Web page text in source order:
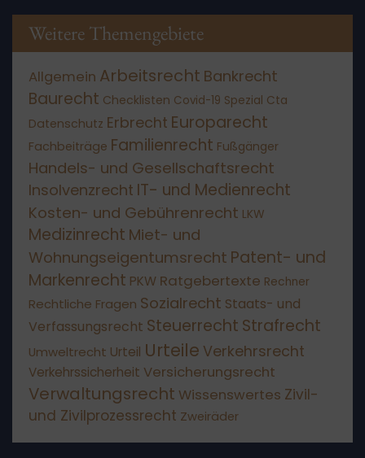
Weitere Themengebiete
Allgemein Arbeitsrecht Bankrecht
Baurecht Checklisten Covid-19 Spezial Cta
Datenschutz Erbrecht Europarecht
Fachbeiträge Familienrecht Fußgänger
Handels- und Gesellschaftsrecht
Insolvenzrecht IT- und Medienrecht
Kosten- und Gebührenrecht LKW
Medizinrecht Miet- und
Wohnungseigentumsrecht Patent- und
Markenrecht PKW Ratgebertexte Rechner
Rechtliche Fragen Sozialrecht Staats- und
Verfassungsrecht Steuerrecht Strafrecht
Umweltrecht Urteil Urteile Verkehrsrecht
Verkehrssicherheit Versicherungsrecht
Verwaltungsrecht Wissenswertes Zivil-
und Zivilprozessrecht Zweiräder